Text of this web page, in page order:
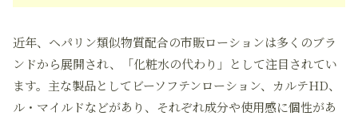
近年、ヘパリン類似物質配合の市販ローションは多くのブラ
ンドから展開され、「化粧水の代わり」として注目されてい
ます。主な製品としてビーソフテンローション、カルテHD、
ル・マイルドなどがあり、それぞれ成分や使用感に個性があ